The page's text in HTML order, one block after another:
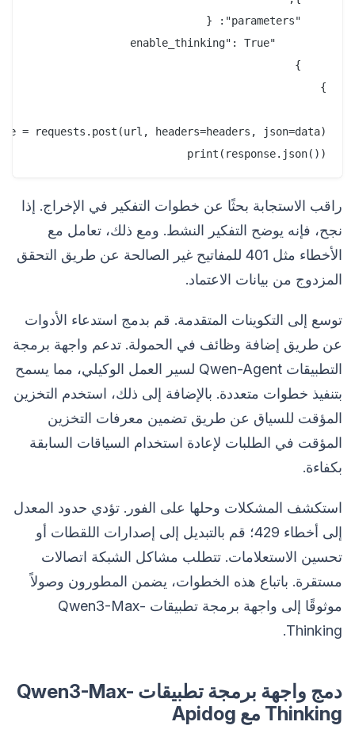
print(response.json())
راقب الاستجابة بحثًا عن خطوات التفكير في الإخراج. إذا
نجح، فإنه يوضح التفكير النشط. ومع ذلك، تعامل مع
الأخطاء مثل 401 للمفاتيح غير الصالحة عن طريق التحقق
المزدوج من بيانات الاعتماد.
توسع إلى التكوينات المتقدمة. قم بدمج استدعاء الأدوات
عن طريق إضافة وظائف في الحمولة. تدعم واجهة برمجة
التطبيقات Qwen-Agent لسير العمل الوكيلي، مما يسمح
بتنفيذ خطوات متعددة. بالإضافة إلى ذلك، استخدم التخزين
المؤقت للسياق عن طريق تضمين معرفات التخزين
المؤقت في الطلبات لإعادة استخدام السياقات السابقة
بكفاءة.
استكشف المشكلات وحلها على الفور. تؤدي حدود المعدل
إلى أخطاء 429؛ قم بالتبديل إلى إصدارات اللقطات أو
تحسين الاستعلامات. تتطلب مشاكل الشبكة اتصالات
مستقرة. باتباع هذه الخطوات، يضمن المطورون وصولاً
موثوقًا إلى واجهة برمجة تطبيقات Qwen3-Max-
Thinking.
دمج واجهة برمجة تطبيقات Qwen3-Max-
Thinking مع Apidog